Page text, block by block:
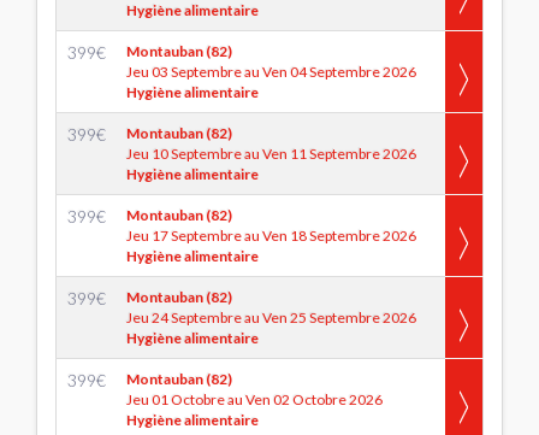
Hygiène alimentaire
399€
Montauban (82)
Jeu 03 Septembre au Ven 04 Septembre 2026
Hygiène alimentaire
399€
Montauban (82)
Jeu 10 Septembre au Ven 11 Septembre 2026
Hygiène alimentaire
399€
Montauban (82)
Jeu 17 Septembre au Ven 18 Septembre 2026
Hygiène alimentaire
399€
Montauban (82)
Jeu 24 Septembre au Ven 25 Septembre 2026
Hygiène alimentaire
399€
Montauban (82)
Jeu 01 Octobre au Ven 02 Octobre 2026
Hygiène alimentaire